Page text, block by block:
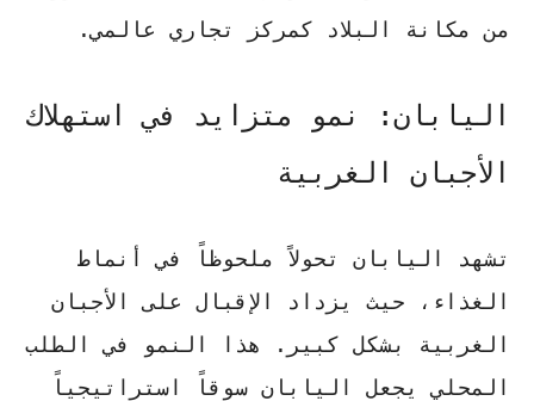
من مكانة البلاد كمركز تجاري عالمي.
اليابان: نمو متزايد في استهلاك
الأجبان الغربية
تشهد اليابان تحولاً ملحوظاً في أنماط
الغذاء، حيث يزداد الإقبال على الأجبان
الغربية بشكل كبير. هذا النمو في الطلب
المحلي يجعل اليابان سوقاً استراتيجياً